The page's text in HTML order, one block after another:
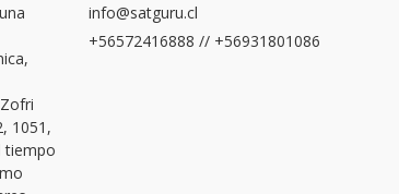
1051,
tiempo
info@satguru.cl
+56572416888 // +56931801086